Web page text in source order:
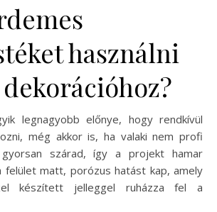
használni
legnagyobb előnye, hogy rendkívül
még akkor is, ha valaki nem profi
szárad, így a projekt hamar
matt, porózus hatást kap, amely
készített jelleggel ruházza fel a